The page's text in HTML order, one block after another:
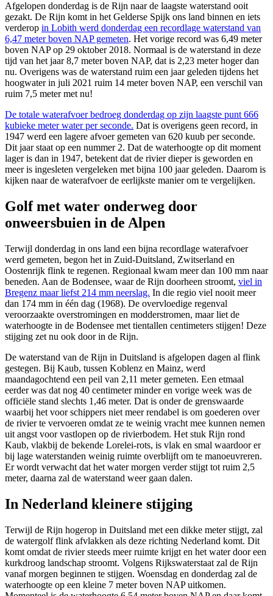
Afgelopen donderdag is de Rijn naar de laagste waterstand ooit
gezakt. De Rijn komt in het Gelderse Spijk ons land binnen en iets
verderop in Lobith werd donderdag een recordlage waterstand van
6,47 meter boven NAP gemeten. Het vorige record was 6,49 meter
boven NAP op 29 oktober 2018. Normaal is de waterstand in deze
tijd van het jaar 8,7 meter boven NAP, dat is 2,23 meter hoger dan
nu. Overigens was de waterstand ruim een jaar geleden tijdens het
hoogwater in juli 2021 ruim 14 meter boven NAP, een verschil van
ruim 7,5 meter met nu!
De totale waterafvoer bedroeg donderdag op zijn laagste punt 666
kubieke meter water per seconde. Dat is overigens geen record, in
1947 werd een lagere afvoer gemeten van 620 kuub per seconde.
Dit jaar staat op een nummer 2. Dat de waterhoogte op dit moment
lager is dan in 1947, betekent dat de rivier dieper is geworden en
meer is ingesleten vergeleken met bijna 100 jaar geleden. Daarom is
kijken naar de waterafvoer de eerlijkste manier om te vergelijken.
Golf met water onderweg door
onweersbuien in de Alpen
Terwijl donderdag in ons land een bijna recordlage waterafvoer
werd gemeten, begon het in Zuid-Duitsland, Zwitserland en
Oostenrijk flink te regenen. Regionaal kwam meer dan 100 mm naar
beneden. Aan de Bodensee, waar de Rijn doorheen stroomt, viel in
Bregenz maar liefst 214 mm neerslag. In die regio viel nooit meer
dan 174 mm in één dag (1968). De overvloedige regenval
veroorzaakte overstromingen en modderstromen, maar liet de
waterhoogte in de Bodensee met tientallen centimeters stijgen! Deze
stijging zet nu ook door in de Rijn.
De waterstand van de Rijn in Duitsland is afgelopen dagen al flink
gestegen. Bij Kaub, tussen Koblenz en Mainz, werd
maandagochtend een peil van 2,11 meter gemeten. Een etmaal
eerder was dat nog 40 centimeter minder en vorige week was de
officiële stand slechts 1,46 meter. Dat is onder de grenswaarde
waarbij het voor schippers niet meer rendabel is om goederen over
de rivier te vervoeren omdat ze te weinig vracht mee kunnen nemen
uit angst voor vastlopen op de rivierbodem. Het stuk Rijn rond
Kaub, vlakbij de bekende Lorelei-rots, is vlak en smal waardoor er
bij lage waterstanden weinig ruimte overblijft om te manoeuvreren.
Er wordt verwacht dat het water morgen verder stijgt tot ruim 2,5
meter, daarna zal de waterstand weer gaan dalen.
In Nederland kleinere stijging
Terwijl de Rijn hogerop in Duitsland met een dikke meter stijgt, zal
de watergolf flink afvlakken als deze richting Nederland komt. Dit
komt omdat de rivier steeds meer ruimte krijgt en het water door een
kurkdroog landschap stroomt. Volgens Rijkswaterstaat zal de Rijn
vanaf morgen beginnen te stijgen. Woensdag en donderdag zal de
waterhoogte op een kleine 7 meter boven NAP uitkomen.